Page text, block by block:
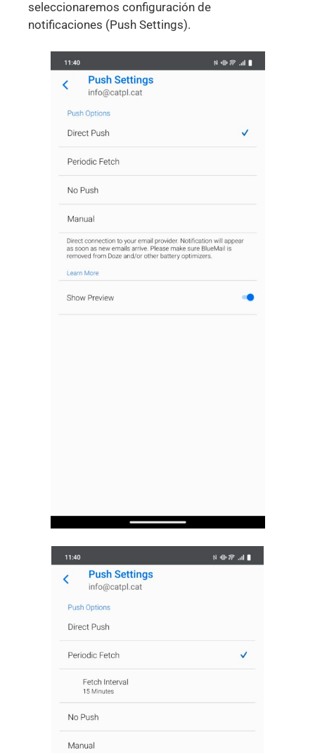
seleccionaremos configuración de
notificaciones (Push Settings).